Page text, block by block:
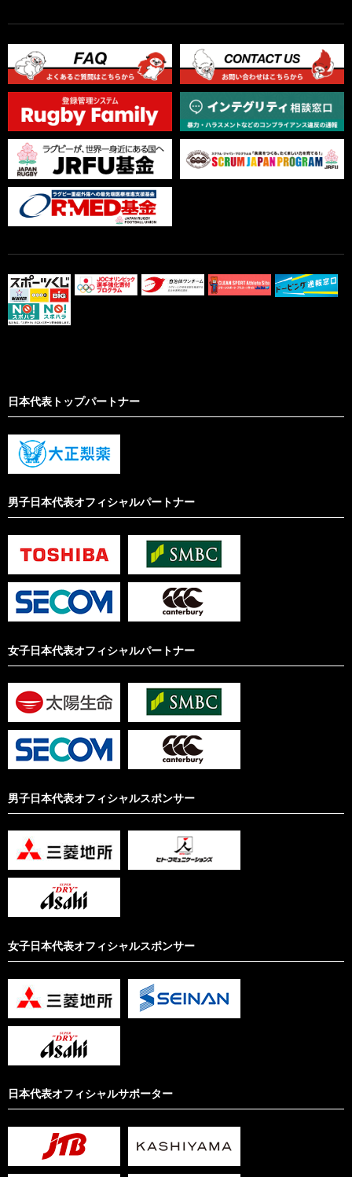
日本代表トップパートナー
男子日本代表オフィシャルパートナー
女子日本代表オフィシャルパートナー
男子日本代表オフィシャルスポンサー
女子日本代表オフィシャルスポンサー
日本代表オフィシャルサポーター